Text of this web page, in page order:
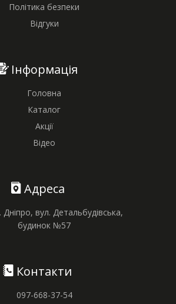
Політика безпеки
Відгуки
Інформація
Головна
Каталог
Акції
Відео
Адреса
вул. Детальбудівська,
будинок №57
Контакти
097-668-37-54